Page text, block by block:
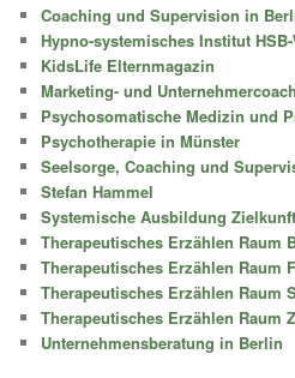
Coaching und Supervision in
Hypno-systemisches Institut
KidsLife Elternmagazin
Marketing- und
Psychosomatische Medizin und
Psychotherapie in Münster
Seelsorge, Coaching und
Stefan Hammel
Systemische Ausbildung
Therapeutisches Erzählen Raum
Therapeutisches Erzählen Raum
Therapeutisches Erzählen Raum
Therapeutisches Erzählen Raum
Unternehmensberatung in Berlin